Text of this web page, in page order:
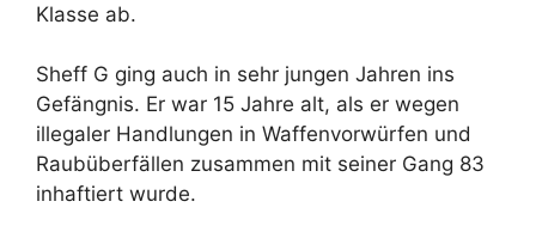
Klasse ab.
Sheff G ging auch in sehr jungen Jahren ins
Gefängnis. Er war 15 Jahre alt, als er wegen
illegaler Handlungen in Waffenvorwürfen und
Raubüberfällen zusammen mit seiner Gang 83
inhaftiert wurde.